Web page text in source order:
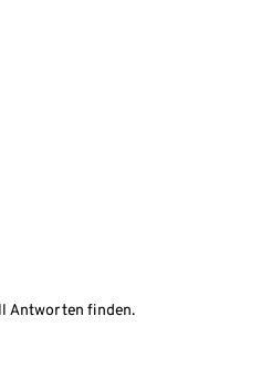
Antworten finden.